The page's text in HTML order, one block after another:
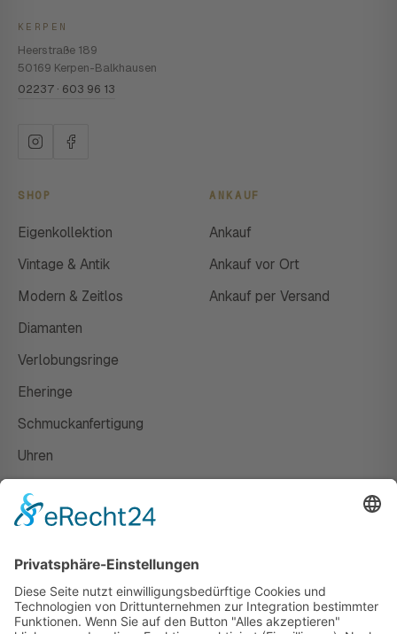
KERPEN
Heerstraße 189
50169 Kerpen-Balkhausen
02237 · 603 96 13
SHOP
Eigenkollektion
Vintage & Antik
Modern & Zeitlos
Diamanten
Verlobungsringe
Eheringe
Schmuckanfertigung
Uhren
ANKAUF
Ankauf
Ankauf vor Ort
Ankauf per Versand
Susanne Steiger
Geschäfte